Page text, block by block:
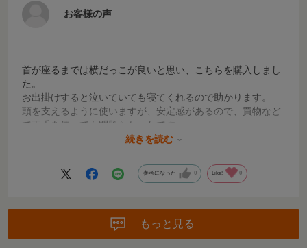
お客様の声
首が座るまでは横だっこが良いと思い、こちらを購入しまし
た。
お出掛けすると泣いていても寝てくれるので助かります。
頭を支えるように使いますが、安定感があるので、買物など
で両手を使っても問題なかったです。
両肩で使うのは首に当たってうまく使えなかったです。
ます。
続きを読む
参考になった 0 Like! 0
もっと見る